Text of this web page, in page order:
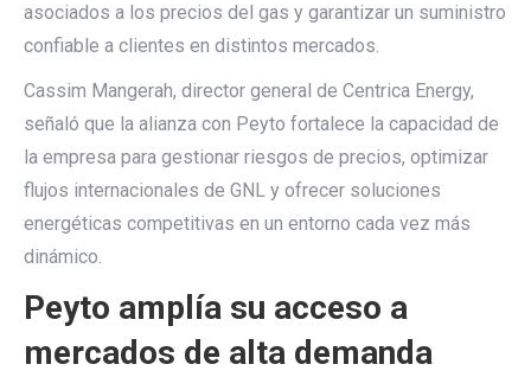
asociados a los precios del gas y garantizar un suministro
confiable a clientes en distintos mercados.
Cassim Mangerah, director general de Centrica Energy,
señaló que la alianza con Peyto fortalece la capacidad de
la empresa para gestionar riesgos de precios, optimizar
flujos internacionales de GNL y ofrecer soluciones
energéticas competitivas en un entorno cada vez más
dinámico.
Peyto amplía su acceso a
mercados de alta demanda